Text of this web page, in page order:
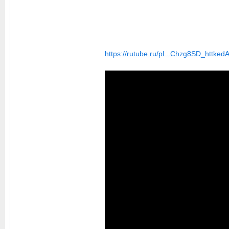
https://rutube.ru/pl...Chzg8SD_httkedA